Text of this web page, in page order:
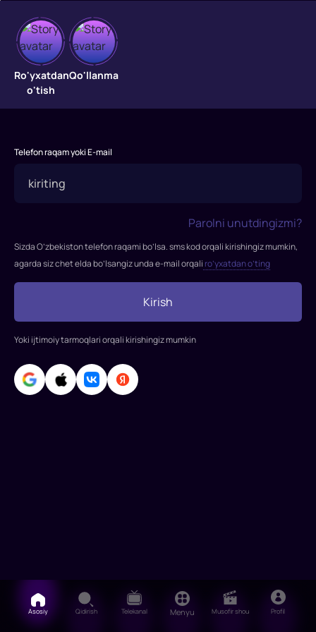
Temur
"Temur"
filmi
chiqqan.
Sadullaev,
Behzod
Muxammadkarimov,
Fayziev,
Rixsi
Ro'yxatdan
o'tish
Qo'llanma
Telefon raqam yoki E-mail
Parolni unutdingizmi?
Sizda O’zbekiston telefon raqami bo’lsa. sms kod orqali kirishingiz mumkin,
agarda siz chet elda bo’lsangiz unda e-mail orqali ro’yxatdan o’ting
Kirish
Yoki ijtimoiy tarmoqlari orqali kirishingiz mumkin
Asosiy Qidirish Telekanal Menyu Musofir shou Profil